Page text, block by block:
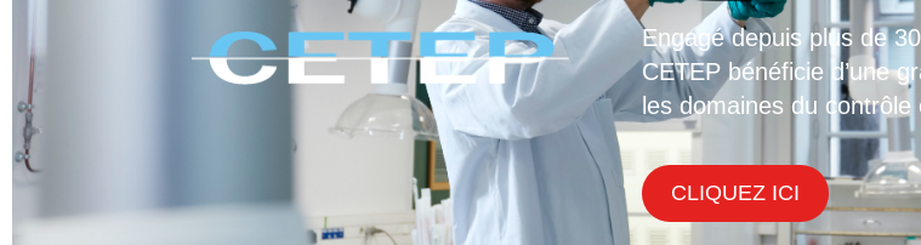
Engagé depuis plus de
CETEP bénéficie d’une
les domaines du
CLIQUEZ ICI